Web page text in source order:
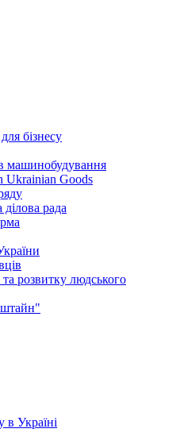
бізнесу
машинобудування
Ukrainian Goods
рада
розвитку людського
в Україні